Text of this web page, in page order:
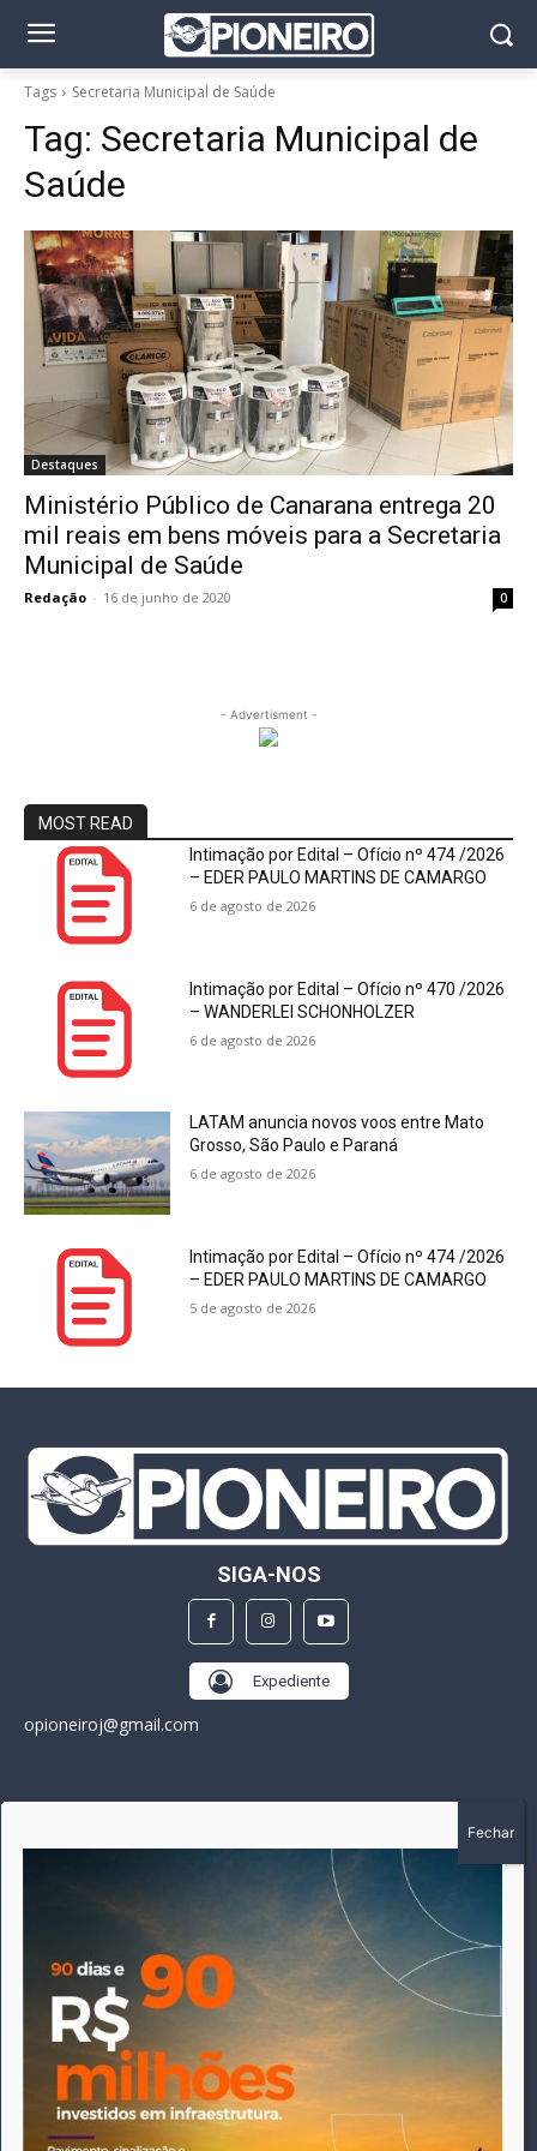
Tags Secretaria Municipal de Saúde
Tag: Secretaria Municipal de
Saúde
Destaques
Ministério Público de Canarana entrega 20
mil reais em bens móveis para a Secretaria
Municipal de Saúde
Redação - 16 de junho de 2020 0
- Advertisment -
MOST READ
Intimação por Edital – Ofício nº 474 /2026
– EDER PAULO MARTINS DE CAMARGO
6 de agosto de 2026
Intimação por Edital – Ofício nº 470 /2026
– WANDERLEI SCHONHOLZER
6 de agosto de 2026
LATAM anuncia novos voos entre Mato
Grosso, São Paulo e Paraná
6 de agosto de 2026
Intimação por Edital – Ofício nº 474 /2026
– EDER PAULO MARTINS DE CAMARGO
5 de agosto de 2026
SIGA-NOS
Expediente
opioneiroj@gmail.com
A história do Pioneiro inicia em fevereiro de 2005 em
Canarana - MT, na época, como um jornal impresso semanal,
que chegou a possuir mil assinantes. Durante 15 anos, foram
publicadas 691 edições que narraram os acontecimentos
políticos, policiais e cotidianos de Canarana e região. Fiel a sua
origem, pautado sempre pela busca incessante da
imparcialidade, faz jus a sua logo, com o característico "avião
da praça" de Canarana, sendo o símbolo do
comprometimento deste veículo de comunicação com o
relato dos fatos neste município. Em 06 de dezembro de 2019
circulou a última edição impressa do jornal, que desde então